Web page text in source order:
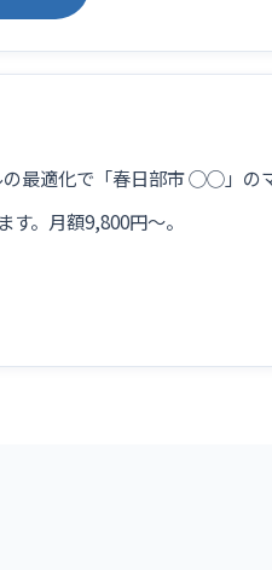
最適化で「春日部市 ◯◯」の
。月額9,800円〜。